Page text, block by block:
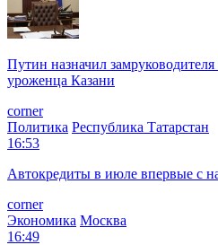
Путин назначил замруководителя
уроженца Казани
corner
Политика Республика Татарстан
16:53
Автокредиты в июле впервые с
corner
Экономика Москва
16:49